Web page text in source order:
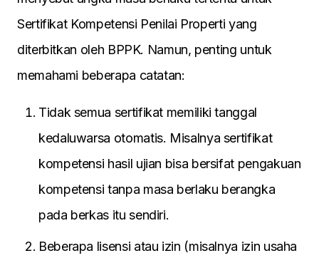
Sertifikat Kompetensi Penilai Properti yang
diterbitkan oleh BPPK. Namun, penting untuk
memahami beberapa catatan:
Tidak semua sertifikat memiliki tanggal
kedaluwarsa otomatis. Misalnya sertifikat
kompetensi hasil ujian bisa bersifat pengakuan
kompetensi tanpa masa berlaku berangka
pada berkas itu sendiri.
Beberapa lisensi atau izin (misalnya izin usaha